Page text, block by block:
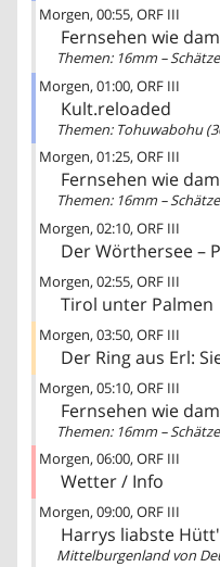
Morgen 00:55 ORF III
Fernsehen wie
Themen: 16mm –
Morgen 01:00 ORF III
Kult.reloaded
Themen: Tohuwabohu
Morgen 01:25 ORF III
Fernsehen wie
Themen: 16mm –
Morgen 02:10 ORF III
Der Wörthersee –
Morgen 02:55 ORF III
Tirol unter Palmen
Morgen 03:50 ORF III
Der Ring aus Erl:
Morgen 05:10 ORF III
Fernsehen wie
Themen: 16mm –
Morgen 06:00 ORF III
Wetter / Info
Morgen 09:00 ORF III
Harrys liabste
Mittelburgenland von